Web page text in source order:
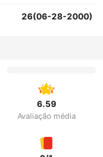
26(06-28-2000)
6.59
Avaliação média